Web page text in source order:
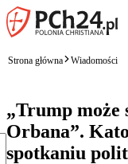
Strona główna Wiadomości
„Trump może
Orbana”.
spotkaniu